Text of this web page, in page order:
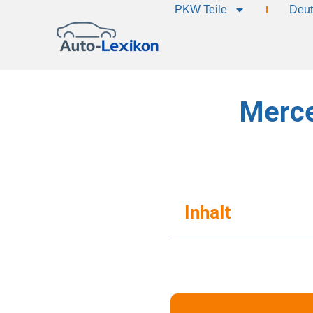
PKW Teile
Inhalt